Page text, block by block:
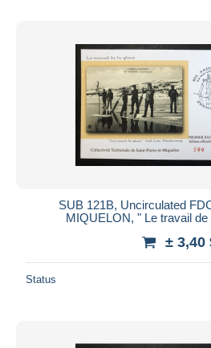
SUB 121B, Uncirculated
MIQUELON, " Le travail
± 3,40
Status